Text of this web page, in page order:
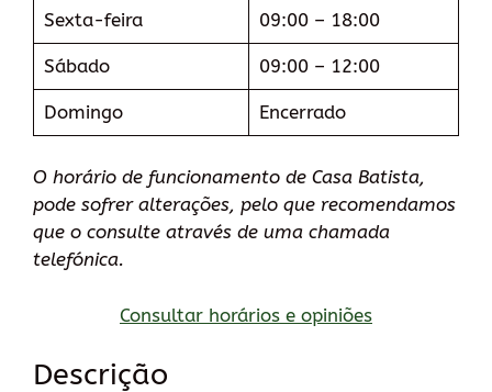
Sexta-feira 09:00 – 18:00
Sábado 09:00 – 12:00
Domingo Encerrado
O horário de funcionamento de Casa Batista,
pode sofrer alterações, pelo que recomendamos
que o consulte através de uma chamada
telefónica.
Consultar horários e opiniões
Descrição